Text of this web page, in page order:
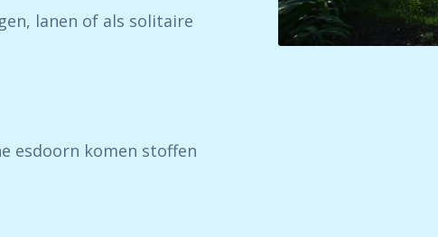
lanen of als solitaire
esdoorn komen stoffen